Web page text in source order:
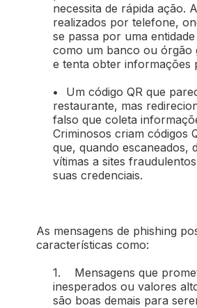
necessita de rápida ação.
realizados por telefone,
se passa por uma
como um banco ou órgão
e tenta obter informações
• Um código QR que
restaurante, mas
falso que coleta
Criminosos criam códigos
que, quando escaneados,
vítimas a sites
suas credenciais.
As mensagens de phishing
características como:
1. Mensagens que
inesperados ou valores
são boas demais para